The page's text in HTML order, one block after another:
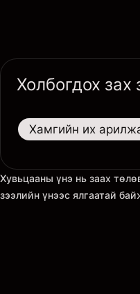
Холбогдох зах
Хамгийн их
Хувьцааны үнэ нь заах
зээлийн үнээс ялгаатай